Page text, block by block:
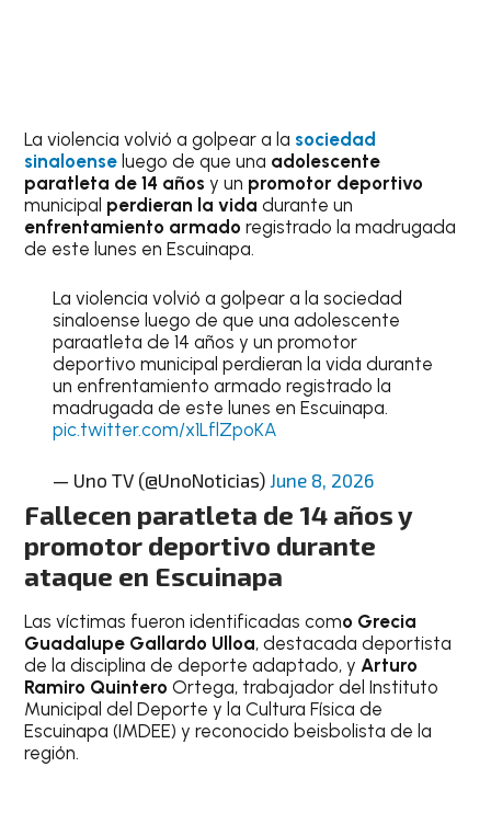
La violencia volvió a golpear a la sociedad
sinaloense luego de que una adolescente
paratleta de 14 añosy un promotor deportivo
municipal perdieran la vida durante un
enfrentamiento armado registrado la madrugada
de este lunes en Escuinapa.
La violencia volvió a golpear a la sociedad
sinaloense luego de que una adolescente
paraatleta de 14 años y un promotor
deportivo municipal perdieran la vida durante
un enfrentamiento armado registrado la
madrugada de este lunes en Escuinapa.
pic.twitter.com/x1LflZpoKA
— Uno TV (@UnoNoticias) June 8, 2026
Fallecen paratleta de 14 años y
promotor deportivo durante
ataque en Escuinapa
Las víctimas fueron identificadas como Grecia
Guadalupe Gallardo Ulloa, destacada deportista
de la disciplina de deporte adaptado, y Arturo
Ramiro QuinteroOrtega, trabajador del Instituto
Municipal del Deporte y la Cultura Física de
Escuinapa (IMDEE) y reconocido beisbolista de la
región.